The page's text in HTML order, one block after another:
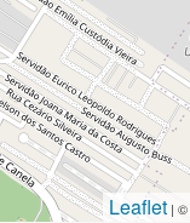
Leaflet | ©